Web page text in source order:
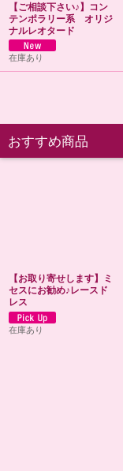
【ご相談下さい♪】コン
テンポラリー系 オリジ
ナルレオタード
在庫あり
おすすめ商品
【お取り寄せします】ミ
セスにお勧め♪レースド
レス
在庫あり